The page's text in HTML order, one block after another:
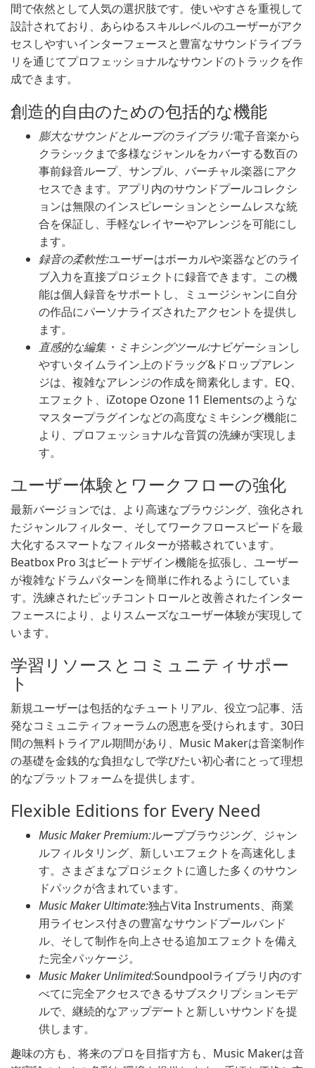
間で依然として人気の選択肢です。使いやすさを重視して
設計されており、あらゆるスキルレベルのユーザーがアク
セスしやすいインターフェースと豊富なサウンドライブラ
リを通じてプロフェッショナルなサウンドのトラックを作
成できます。
創造的自由のための包括的な機能
膨大なサウンドとループのライブラリ:電子音楽から
クラシックまで多様なジャンルをカバーする数百の
事前録音ループ、サンプル、バーチャル楽器にアク
セスできます。アプリ内のサウンドプールコレクシ
ョンは無限のインスピレーションとシームレスな統
合を保証し、手軽なレイヤーやアレンジを可能にし
ます。
録音の柔軟性:ユーザーはボーカルや楽器などのライ
ブ入力を直接プロジェクトに録音できます。この機
能は個人録音をサポートし、ミュージシャンに自分
の作品にパーソナライズされたアクセントを提供し
ます。
直感的な編集・ミキシングツール:ナビゲーションし
やすいタイムライン上のドラッグ&ドロップアレン
ジは、複雑なアレンジの作成を簡素化します。EQ、
エフェクト、iZotope Ozone 11 Elementsのような
マスタープラグインなどの高度なミキシング機能に
より、プロフェッショナルな音質の洗練が実現しま
す。
ユーザー体験とワークフローの強化
最新バージョンでは、より高速なブラウジング、強化され
たジャンルフィルター、そしてワークフロースピードを最
大化するスマートなフィルターが搭載されています。
Beatbox Pro 3はビートデザイン機能を拡張し、ユーザー
が複雑なドラムパターンを簡単に作れるようにしていま
す。洗練されたピッチコントロールと改善されたインター
フェースにより、よりスムーズなユーザー体験が実現して
います。
学習リソースとコミュニティサポー
ト
新規ユーザーは包括的なチュートリアル、役立つ記事、活
発なコミュニティフォーラムの恩恵を受けられます。30日
間の無料トライアル期間があり、Music Makerは音楽制作
の基礎を金銭的な負担なしで学びたい初心者にとって理想
的なプラットフォームを提供します。
Flexible Editions for Every Need
Music Maker Premium:ループブラウジング、ジャン
ルフィルタリング、新しいエフェクトを高速化しま
す。さまざまなプロジェクトに適した多くのサウン
ドパックが含まれています。
Music Maker Ultimate:独占Vita Instruments、商業
用ライセンス付きの豊富なサウンドプールバンド
ル、そして制作を向上させる追加エフェクトを備え
た完全パッケージ。
Music Maker Unlimited:Soundpoolライブラリ内のす
べてに完全アクセスできるサブスクリプションモデ
ルで、継続的なアップデートと新しいサウンドを提
供します。
趣味の方も、将来のプロを目指す方も、Music Makerは音